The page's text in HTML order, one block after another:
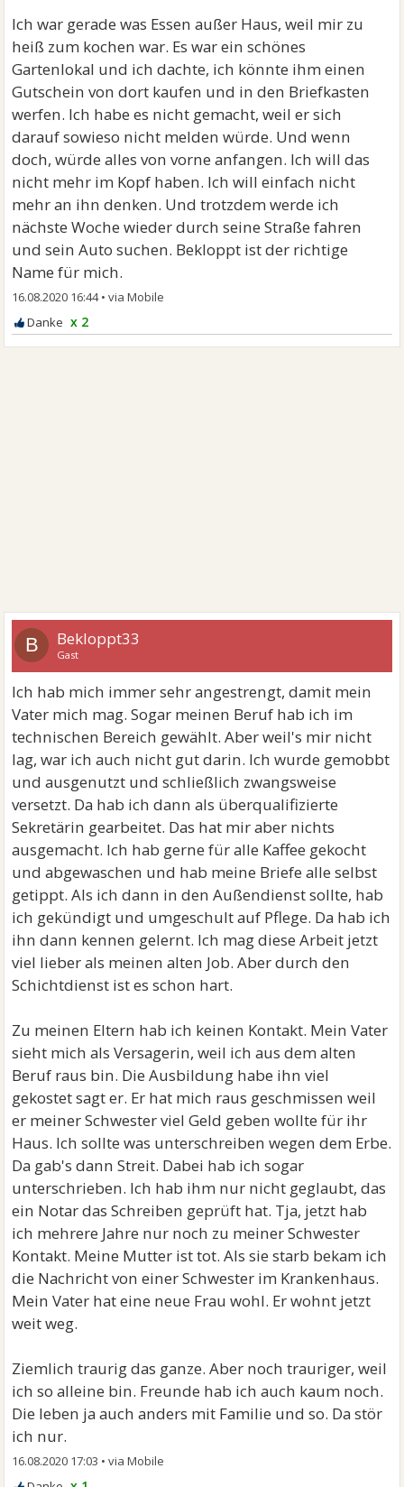
Ich war gerade was Essen außer Haus, weil mir zu
heiß zum kochen war. Es war ein schönes
Gartenlokal und ich dachte, ich könnte ihm einen
Gutschein von dort kaufen und in den Briefkasten
werfen. Ich habe es nicht gemacht, weil er sich
darauf sowieso nicht melden würde. Und wenn
doch, würde alles von vorne anfangen. Ich will das
nicht mehr im Kopf haben. Ich will einfach nicht
mehr an ihn denken. Und trotzdem werde ich
nächste Woche wieder durch seine Straße fahren
und sein Auto suchen. Bekloppt ist der richtige
Name für mich.
16.08.2020 16:44•
x 2
B Bekloppt33
Gast
Ich hab mich immer sehr angestrengt, damit mein
Vater mich mag. Sogar meinen Beruf hab ich im
technischen Bereich gewählt. Aber weil's mir nicht
lag, war ich auch nicht gut darin. Ich wurde gemobbt
und ausgenutzt und schließlich zwangsweise
versetzt. Da hab ich dann als überqualifizierte
Sekretärin gearbeitet. Das hat mir aber nichts
ausgemacht. Ich hab gerne für alle Kaffee gekocht
und abgewaschen und hab meine Briefe alle selbst
getippt. Als ich dann in den Außendienst sollte, hab
ich gekündigt und umgeschult auf Pflege. Da hab ich
ihn dann kennen gelernt. Ich mag diese Arbeit jetzt
viel lieber als meinen alten Job. Aber durch den
Schichtdienst ist es schon hart.
Zu meinen Eltern hab ich keinen Kontakt. Mein Vater
sieht mich als Versagerin, weil ich aus dem alten
Beruf raus bin. Die Ausbildung habe ihn viel
gekostet sagt er. Er hat mich raus geschmissen weil
er meiner Schwester viel Geld geben wollte für ihr
Haus. Ich sollte was unterschreiben wegen dem Erbe.
Da gab's dann Streit. Dabei hab ich sogar
unterschrieben. Ich hab ihm nur nicht geglaubt, das
ein Notar das Schreiben geprüft hat. Tja, jetzt hab
ich mehrere Jahre nur noch zu meiner Schwester
Kontakt. Meine Mutter ist tot. Als sie starb bekam ich
die Nachricht von einer Schwester im Krankenhaus.
Mein Vater hat eine neue Frau wohl. Er wohnt jetzt
weit weg.
Ziemlich traurig das ganze. Aber noch trauriger, weil
ich so alleine bin. Freunde hab ich auch kaum noch.
Die leben ja auch anders mit Familie und so. Da stör
ich nur.
16.08.2020 17:03 •